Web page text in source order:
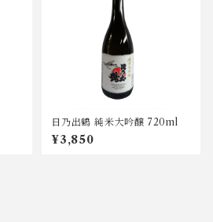
日乃出鶴 純米大吟醸 720ml
¥3,850